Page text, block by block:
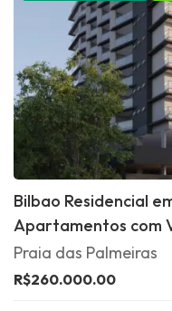
Bilbao Residencial
Apartamentos com
Praia das Palmeiras
R$260.000.00